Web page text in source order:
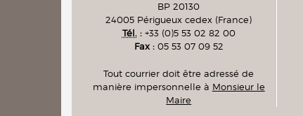
BP 20130
24005 Périgueux cedex (France)
Tél.: +33 (0)5 53 02 82 00
Fax : 05 53 07 09 52
Tout courrier doit être adressé de
manière impersonnelle à Monsieur le
Maire